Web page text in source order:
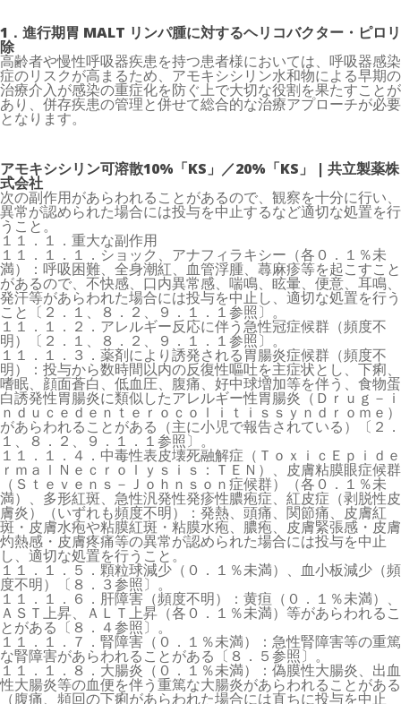
1．進行期胃 MALT リンパ腫に対するヘリコバクター・ピロリ
除
高齢者や慢性呼吸器疾患を持つ患者様においては、呼吸器感染
症のリスクが高まるため、アモキシシリン水和物による早期の
治療介入が感染の重症化を防ぐ上で大切な役割を果たすことが
あり、併存疾患の管理と併せて総合的な治療アプローチが必要
となります。
アモキシシリン可溶散10%「KS」／20%「KS」 | 共立製薬株
式会社
次の副作用があらわれることがあるので、観察を十分に行い、
異常が認められた場合には投与を中止するなど適切な処置を行
うこと。
１１．１．重大な副作用
１１．１．１．ショック、アナフィラキシー（各０．１％未
満）：呼吸困難、全身潮紅、血管浮腫、蕁麻疹等を起こすこと
があるので、不快感、口内異常感、喘鳴、眩暈、便意、耳鳴、
発汗等があらわれた場合には投与を中止し、適切な処置を行う
こと〔２．１、８．２、９．１．１参照〕。
１１．１．２．アレルギー反応に伴う急性冠症候群（頻度不
明）〔２．１、８．２、９．１．１参照〕。
１１．１．３．薬剤により誘発される胃腸炎症候群（頻度不
明）：投与から数時間以内の反復性嘔吐を主症状とし、下痢、
嗜眠、顔面蒼白、低血圧、腹痛、好中球増加等を伴う、食物蛋
白誘発性胃腸炎に類似したアレルギー性胃腸炎（Ｄｒｕｇ－ｉ
ｎｄｕｃｅｄｅｎｔｅｒｏｃｏｌｉｔｉｓｓｙｎｄｒｏｍｅ）
があらわれることがある（主に小児で報告されている）〔２．
１、８．２、９．１．１参照〕。
１１．１．４．中毒性表皮壊死融解症（ＴｏｘｉｃＥｐｉｄｅ
ｒｍａｌＮｅｃｒｏｌｙｓｉｓ：ＴＥＮ）、皮膚粘膜眼症候群
（Ｓｔｅｖｅｎｓ－Ｊｏｈｎｓｏｎ症候群）（各０．１％未
満）、多形紅斑、急性汎発性発疹性膿疱症、紅皮症（剥脱性皮
膚炎）（いずれも頻度不明）：発熱、頭痛、関節痛、皮膚紅
斑・皮膚水疱や粘膜紅斑・粘膜水疱、膿疱、皮膚緊張感・皮膚
灼熱感・皮膚疼痛等の異常が認められた場合には投与を中止
し、適切な処置を行うこと。
１１．１．５．顆粒球減少（０．１％未満）、血小板減少（頻
度不明）〔８．３参照〕。
１１．１．６．肝障害（頻度不明）：黄疸（０．１％未満）、
ＡＳＴ上昇、ＡＬＴ上昇（各０．１％未満）等があらわれるこ
とがある〔８．４参照〕。
１１．１．７．腎障害（０．１％未満）：急性腎障害等の重篤
な腎障害があらわれることがある〔８．５参照〕。
１１．１．８．大腸炎（０．１％未満）：偽膜性大腸炎、出血
性大腸炎等の血便を伴う重篤な大腸炎があらわれることがある
（腹痛、頻回の下痢があらわれた場合には直ちに投与を中止